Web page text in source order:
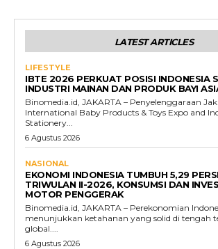
LATEST ARTICLES
LIFESTYLE
IBTE 2026 PERKUAT POSISI INDONESIA
INDUSTRI MAINAN DAN PRODUK BAYI
Binomedia.id, JAKARTA – Penyelenggaraan
International Baby Products & Toys Expo and
Stationery...
6 Agustus 2026
NASIONAL
EKONOMI INDONESIA TUMBUH 5,29
TRIWULAN II-2026, KONSUMSI DAN
MOTOR PENGGERAK
Binomedia.id, JAKARTA – Perekonomian
menunjukkan ketahanan yang solid di tengah
global....
6 Agustus 2026